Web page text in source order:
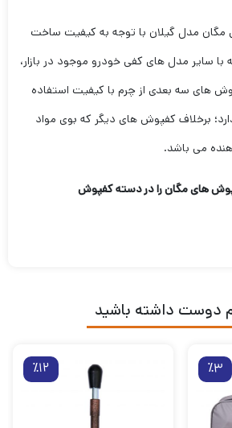
مدل گیلان با توجه به کیفیت ساخت
سایر مدل های کفی خودرو موجود در بازار،
های سه بعدی از چرم با کیفیت استفاده
برخلاف کفپوش های دیگر که بوی مواد
می باشد.
های مگانرا در دستهکفپوش
دوست داشته باشید
٪3 ٪12